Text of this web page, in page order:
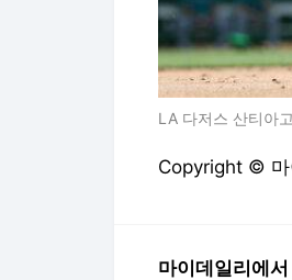
LA 다저스 산티아
Copyright © 마
마이데일리에